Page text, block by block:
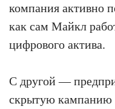
компания активно
как сам Майкл
цифрового актива.
С другой —
скрытую кампанию